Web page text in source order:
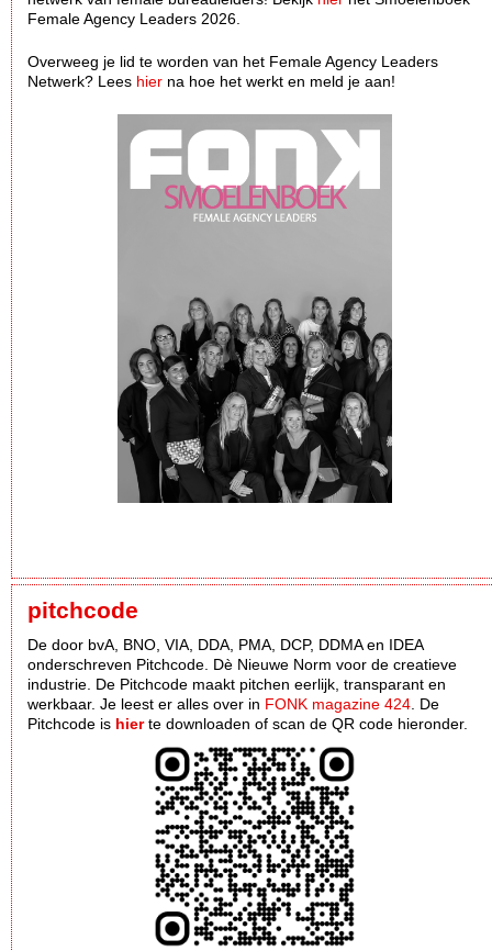
Female Agency Leaders 2026.
Overweeg je lid te worden van het Female Agency Leaders
Netwerk? Lees hier na hoe het werkt en meld je aan!
pitchcode
De door bvA, BNO, VIA, DDA, PMA, DCP, DDMA en IDEA
onderschreven Pitchcode. Dè Nieuwe Norm voor de creatieve
industrie. De Pitchcode maakt pitchen eerlijk, transparant en
werkbaar. Je leest er alles over in FONK magazine 424 . De
Pitchcode is hierte downloaden of scan de QR code hieronder.